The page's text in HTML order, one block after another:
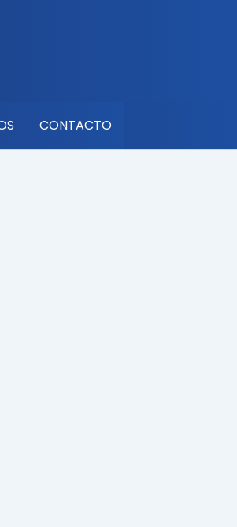
CONTACTO